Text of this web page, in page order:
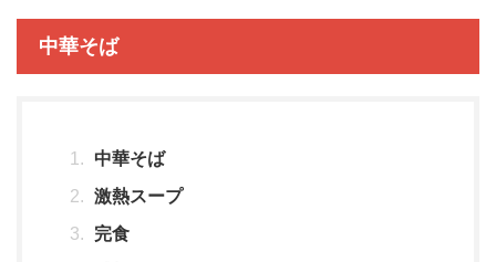
中華そば
中華そば
激熱スープ
完食